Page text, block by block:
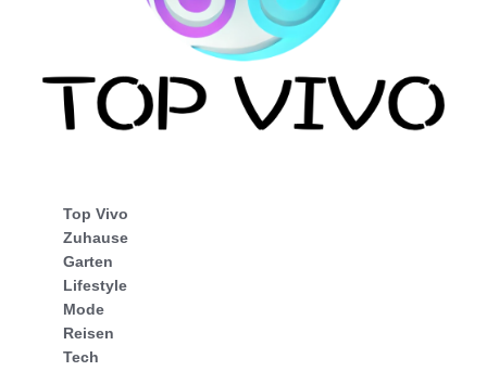
Top Vivo
Zuhause
Garten
Lifestyle
Mode
Reisen
Tech